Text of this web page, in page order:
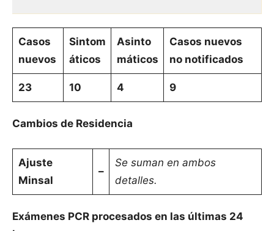
Casos
nuevos
Sintom
áticos
Asinto
máticos
Casos nuevos
no notificados
23 10 4 9
Cambios de Residencia
Ajuste
Minsal
–
Se suman en ambos
detalles.
Exámenes PCR procesados en las últimas 24